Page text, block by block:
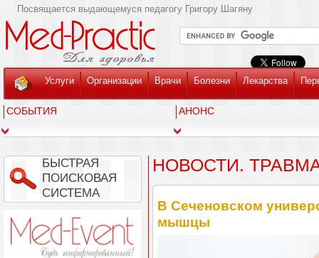
Посвящается выдающемуся педагогу Григору Шагяну
Услуги Организации Врачи Болезни Лекарства
СОБЫТИЯ АНОНС
БЫСТРАЯ
ПОИСКОВАЯ
СИСТЕМА
НОВОСТИ.
В Сеченовском
мышцы